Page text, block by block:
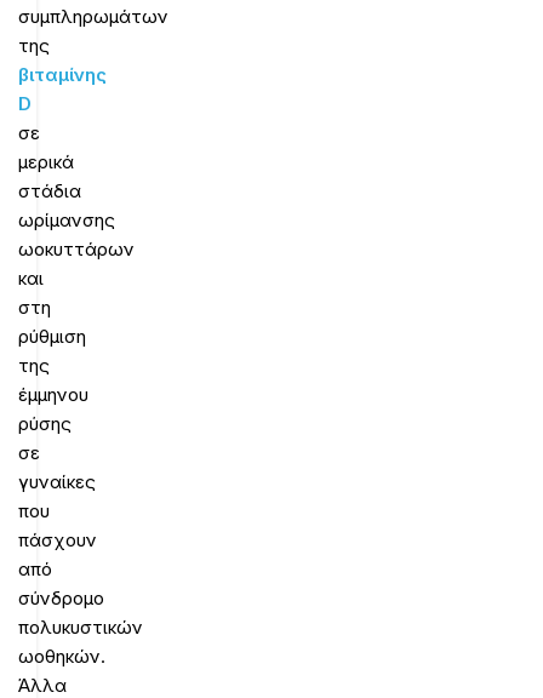
συμπληρωμάτων
της
βιταμίνης
D
σε
μερικά
στάδια
ωρίμανσης
ωοκυττάρων
και
στη
ρύθμιση
της
έμμηνου
ρύσης
σε
γυναίκες
που
πάσχουν
από
σύνδρομο
πολυκυστικών
ωοθηκών.
Άλλα